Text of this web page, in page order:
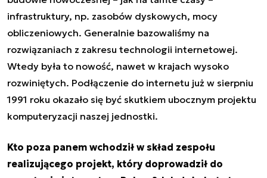
infrastruktury, np. zasobów dyskowych, mocy
obliczeniowych. Generalnie bazowaliśmy na
rozwiązaniach z zakresu technologii internetowej.
Wtedy była to nowość, nawet w krajach wysoko
rozwiniętych. Podłączenie do internetu już w sierpniu
1991 roku okazało się być skutkiem ubocznym projektu
komputeryzacji naszej jednostki.
Kto poza panem wchodził w skład zespołu
realizującego projekt, który doprowadził do